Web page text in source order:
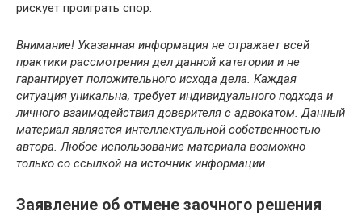
рискует проиграть спор.
Внимание! Указанная информация не отражает всей
практики рассмотрения дел данной категории и не
гарантирует положительного исхода дела. Каждая
ситуация уникальна, требует индивидуального подхода и
личного взаимодействия доверителя с адвокатом. Данный
материал является интеллектуальной собственностью
автора. Любое использование материала возможно
только со ссылкой на источник информации.
Заявление об отмене заочного решения